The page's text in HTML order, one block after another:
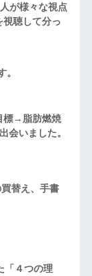
が様々な視点
視聴して分っ
標→脂肪燃焼
会いました。
替え、手書
「４つの理